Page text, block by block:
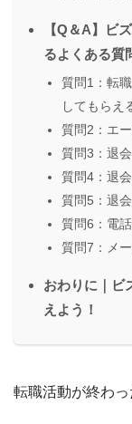
【Q＆A】ビ
るよくある質
質問1：転
してもらえ
質問2：エ
質問3：退
質問4：退
質問5：退
質問6：電
質問7：メ
おわりに｜ビ
えよう！
転職活動が終わっ